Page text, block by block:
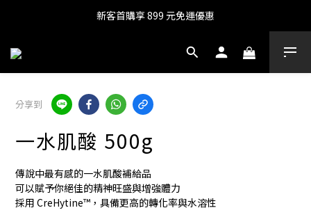
新客首購享 899 元免運優惠
分享到
一水肌酸 500g
傳說中最有感的一水肌酸補給品
可以賦予你絕佳的精神旺盛與增強體力
採用 CreHytine™，具備更高的轉化率與水溶性